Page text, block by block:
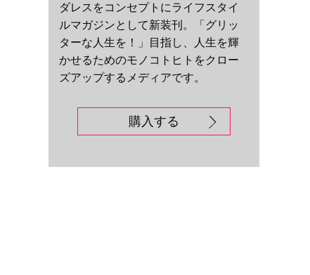
ダレスをコンセプトにライフスタイ
ルマガジンとして新装刊。「グリッ
ターな人生を！」目指し、人生を輝
かせるためのモノコトヒトをクロー
ズアップするメディアです。
購入する